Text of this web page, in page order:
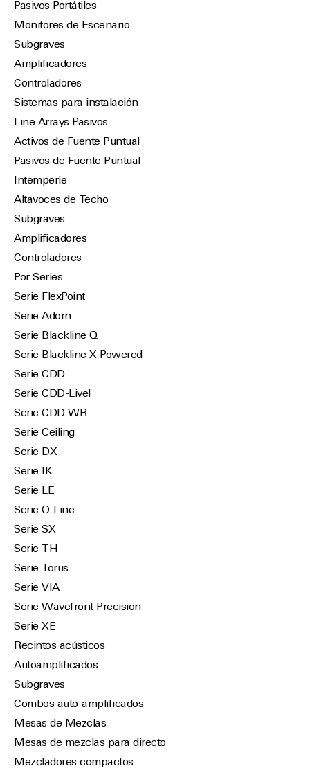
Pasivos Portátiles
Monitores de Escenario
Subgraves
Amplificadores
Controladores
Sistemas para instalación
Line Arrays Pasivos
Activos de Fuente Puntual
Pasivos de Fuente Puntual
Intemperie
Altavoces de Techo
Subgraves
Amplificadores
Controladores
Por Series
Serie FlexPoint
Serie Adorn
Serie Blackline Q
Serie Blackline X Powered
Serie CDD
Serie CDD-Live!
Serie CDD-WR
Serie Ceiling
Serie DX
Serie IK
Serie LE
Serie O-Line
Serie SX
Serie TH
Serie Torus
Serie VIA
Serie Wavefront Precision
Serie XE
Recintos acústicos
Autoamplificados
Subgraves
Combos auto-amplificados
Mesas de Mezclas
Mesas de mezclas para directo
Mezcladores compactos